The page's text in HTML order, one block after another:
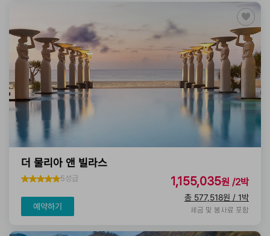
더 물리아 앤 빌라스
5성급
예약하기
1,155,035원 /2박
총 577,518원 / 1박
세금 및 봉사료 포함